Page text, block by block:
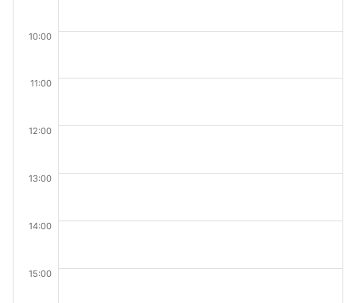
10:00
11:00
12:00
13:00
14:00
15:00